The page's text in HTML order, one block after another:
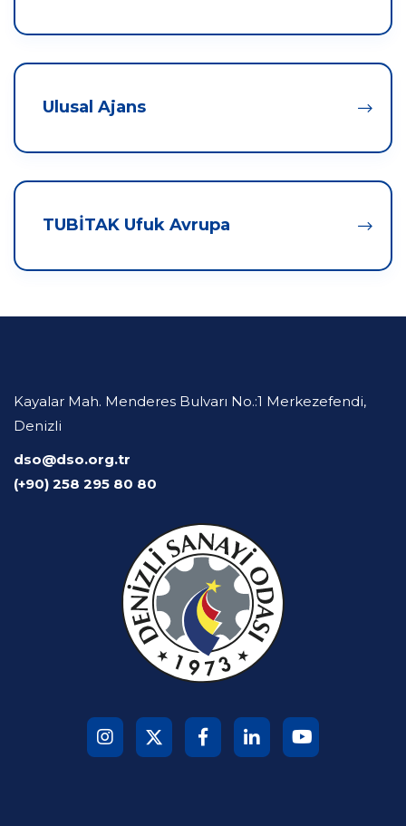
Ulusal Ajans
TUBİTAK Ufuk Avrupa
Kayalar Mah. Menderes Bulvarı No.:1 Merkezefendi,
Denizli
dso@dso.org.tr
(+90) 258 295 80 80